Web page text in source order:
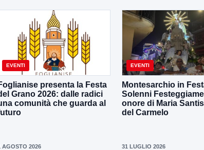
EVENTI
presenta la Festa
Grano 2026: dalle radici
comunità che guarda al
AGOSTO 2026
EVENTI
Montesarchio in
Solenni
onore di Maria
del Carmelo
31 LUGLIO 2026